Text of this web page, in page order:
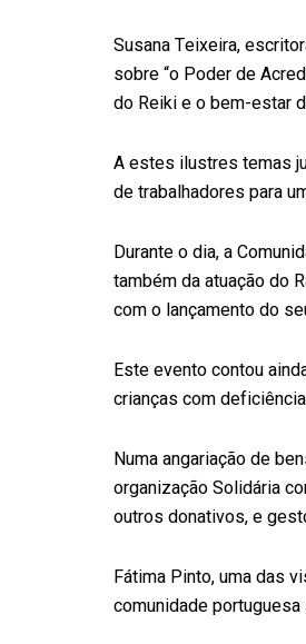
Susana Teixeira,
sobre “o Poder de
do Reiki e o bem-estar
A estes ilustres temas
de trabalhadores para
Durante o dia, a
também da atuação do
com o lançamento do
Este evento contou
crianças com
Numa angariação de
organização Solidária
outros donativos, e
Fátima Pinto, uma das
comunidade